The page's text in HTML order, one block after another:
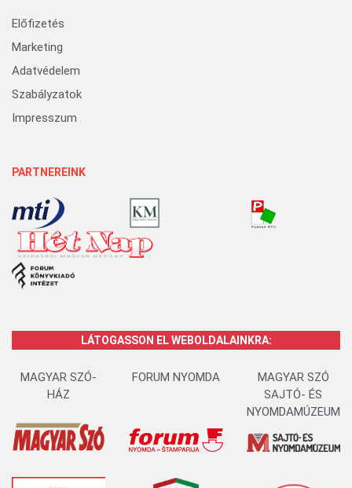
Előfizetés
Marketing
Adatvédelem
Szabályzatok
Impresszum
PARTNEREINK
LÁTOGASSON EL WEBOLDALAINKRA:
MAGYAR SZÓ-
HÁZ
FORUM NYOMDA
MAGYAR SZÓ
SAJTÓ- ÉS
NYOMDAMÚZEUM